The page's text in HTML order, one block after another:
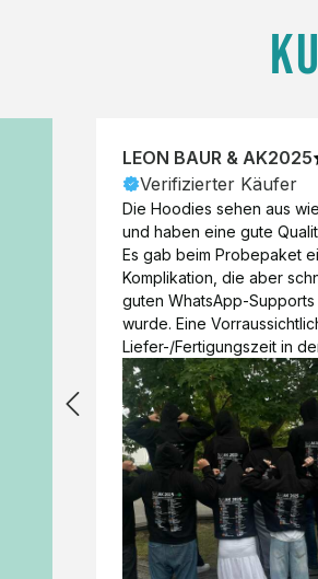
LEON BAUR & AK2025
Verifizierter Käufer
Die Hoodies sehen aus
und haben eine gute
Es gab beim Probepaket
Komplikation, die aber
guten WhatsApp-
wurde. Eine
Liefer-/Fertigungszeit in
wäre hilfreich. Die
Werktage (inkl. Samstage
Express-Produktion), die
erfolgte schon am Tag
Fertigstellung der